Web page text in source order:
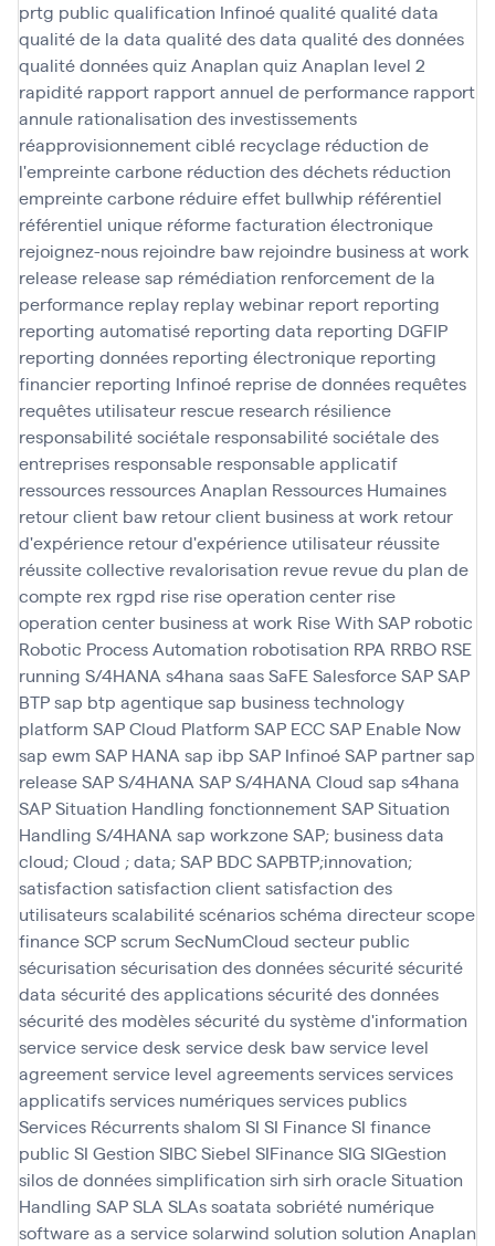
prtg public qualification Infinoéqualitéqualité data
qualité de la data qualité des data qualité des données
qualité donnéesquiz Anaplan quiz Anaplan level 2
rapidité rapport rapport annuel de performance rapport
annule rationalisation des investissements
réapprovisionnement ciblé recyclage réduction de
l'empreinte carbone réduction des déchets réduction
empreinte carbone réduire effet bullwhip référentiel
référentiel unique réforme facturation électronique
rejoignez-nous rejoindre baw rejoindre business at work
release release sap rémédiation renforcement de la
performance replay replay webinar report reporting
reporting automatisé reporting data reporting DGFIP
reporting données reporting électronique reporting
financier reporting Infinoé reprise de données requêtes
requêtes utilisateur rescue research résilience
responsabilité sociétale responsabilité sociétale des
entreprises responsable responsable applicatif
ressources ressources Anaplan Ressources Humaines
retour client baw retour client business at work retour
d'expérience retour d'expérience utilisateur réussite
réussite collective revalorisation revue revue du plan de
compte rex rgpd rise rise operation center rise
operation center business at work Rise With SAP robotic
Robotic Process Automation robotisation RPA RRBO RSE
running S/4HANA s4hana saasSaFESalesforceSAPSAP
BTPsap btp agentiquesap business technology
platform SAP Cloud Platform SAP ECCSAP Enable Now
sap ewm SAP HANA sap ibp SAP InfinoéSAP partnersap
releaseSAP S/4HANA SAP S/4HANA Cloud sap s4hana
SAP Situation Handling fonctionnementSAP Situation
Handling S/4HANA sap workzoneSAP; business data
cloud; Cloud ; data; SAP BDCSAPBTP;innovation;
satisfaction satisfaction clientsatisfaction des
utilisateursscalabilitéscénariosschéma directeurscope
financeSCPscrum SecNumCloud secteur public
sécurisation sécurisation des donnéessécuritésécurité
data sécurité des applicationssécurité des données
sécurité des modèlessécurité du système d'information
serviceservice desk service desk bawservice level
agreementservice level agreementsservicesservices
applicatifsservices numériquesservices publics
Services Récurrentsshalom SI SI FinanceSI finance
public SI Gestion SIBCSiebel SIFinanceSIG SIGestion
silos de donnéessimplification sirhsirh oracleSituation
Handling SAPSLA SLAssoatata sobriété numérique
software as a servicesolarwind solution solution Anaplan